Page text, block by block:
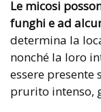
Le micosi
funghi e ad
determina la
nonché la loro
essere
prurito intenso,